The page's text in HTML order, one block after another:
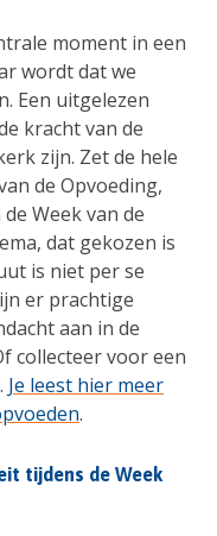
moment in een
wordt dat we
Een uitgelezen
kracht van de
zijn. Zet de hele
de Opvoeding,
Week van de
dat gekozen is
is niet per se
er prachtige
aan in de
collecteer voor een
Je leest hier meer
.
tijdens de Week